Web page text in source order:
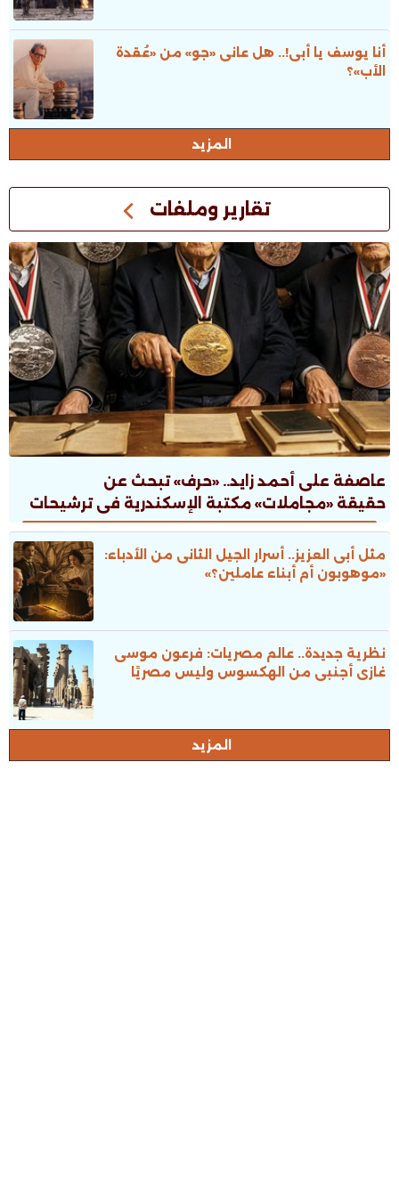
أنا يوسف يا أبى!.. هل عانى «جو» من «عُقدة
الأب»؟
المزيد
تقارير وملفات
عاصفة على أحمد زايد.. «حرف» تبحث عن
حقيقة «مجاملات» مكتبة الإسكندرية فى ترشيحات
جوائز الدولة
مثل أبى العزيز.. أسرار الجيل الثانى من الأدباء:
«موهوبون أم أبناء عاملين؟»
نظرية جديدة.. عالم مصريات: فرعون موسى
غازى أجنبى من الهكسوس وليس مصريًا
المزيد